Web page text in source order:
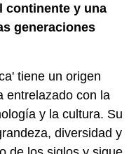
continente y una
generaciones
tiene un origen
entrelazado con la
y la cultura. Su
diversidad y